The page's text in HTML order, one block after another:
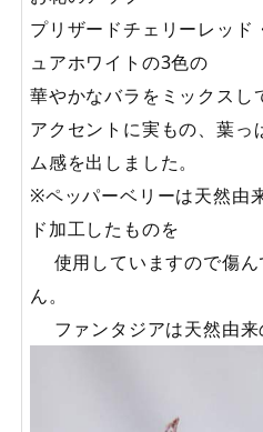
プリザードチェリーレッド
ュアホワイトの3色の
華やかなバラをミックスし
アクセントに実もの、葉っ
ム感を出しました。
※ペッパーベリーは天然由
ド加工したものを
使用していますので傷ん
ん。
ファンタジアは天然由来